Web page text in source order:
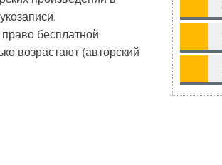
бесплатной
возрастают (авторский